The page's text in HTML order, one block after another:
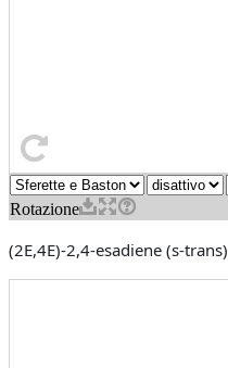
(2E,4E)-2,4-esadiene (s-trans)